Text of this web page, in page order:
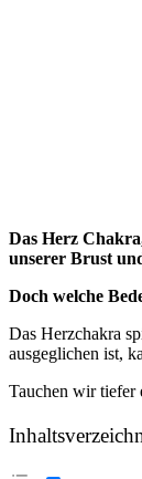
Das Herz
unserer Brust
Doch welche
Das Herzchakra
ausgeglichen ist,
Tauchen wir tiefer